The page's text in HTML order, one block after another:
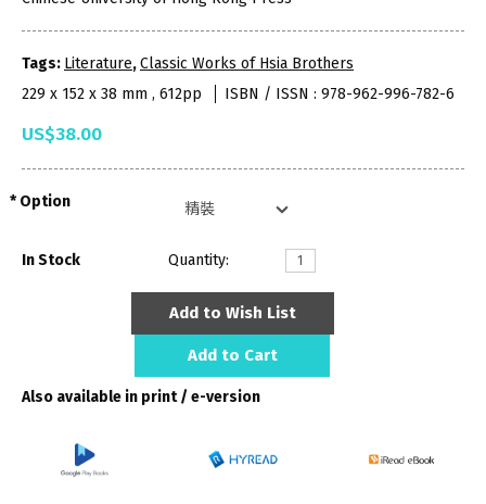
Tags: Literature,Classic Works of Hsia Brothers
229 x 152 x 38 mm , 612pp
ISBN / ISSN : 978-962-996-782-6
US$38.00
Option
In Stock Quantity:
Add to Wish List
Add to Cart
Also available in print / e-version